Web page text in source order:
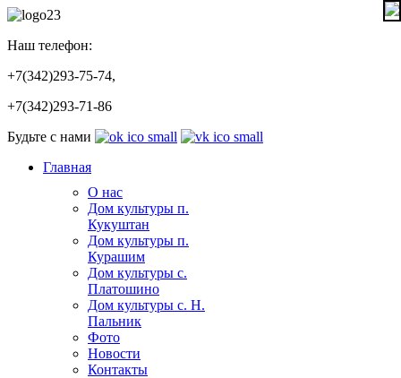
Наш телефон:
+7(342)293-75-74,
+7(342)293-71-86
Будьте с нами
Главная
О нас
Дом культуры п.
Кукуштан
Дом культуры п.
Курашим
Дом культуры с.
Платошино
Дом культуры с. Н.
Пальник
Фото
Новости
Контакты